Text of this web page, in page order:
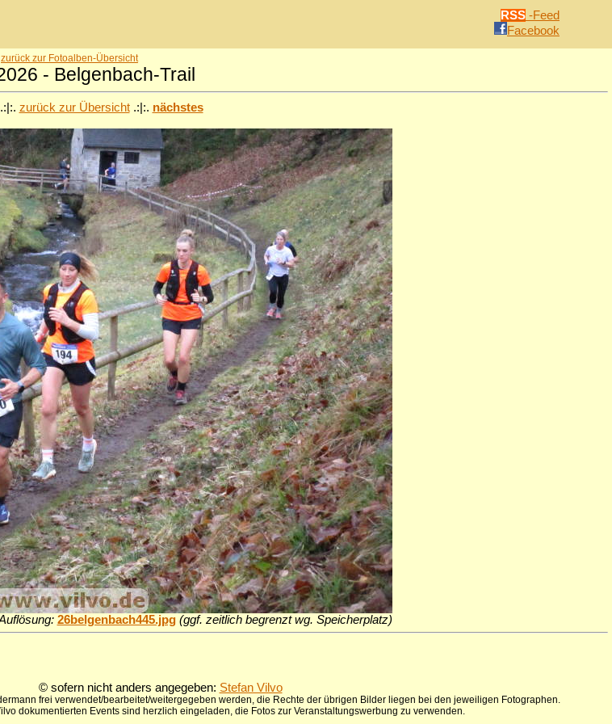
RSS -Feed
Facebook
zurück zur Fotoalben-Übersicht
- Belgenbach-Trail
zurück zur Übersicht.:|:. nächstes
26belgenbach445.jpg (ggf. zeitlich begrenzt wg. Speicherplatz)
© sofern nicht anders angegeben: Stefan Vilvo
frei verwendet/bearbeitet/weitergegeben werden, die Rechte der übrigen Bilder liegen bei den jeweiligen Fotographen.
dokumentierten Events sind herzlich eingeladen, die Fotos zur Veranstaltungswerbung zu verwenden.